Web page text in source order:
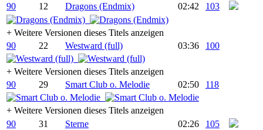
90
12 Dragons (Endmix) 02:42 103
+ Weitere Versionen dieses Titels anzeigen
90
22 Westward (full) 03:36 100
+ Weitere Versionen dieses Titels anzeigen
90
29 Smart Club o. Melodie 02:50 118
+ Weitere Versionen dieses Titels anzeigen
90
31 Sterne 02:26 105